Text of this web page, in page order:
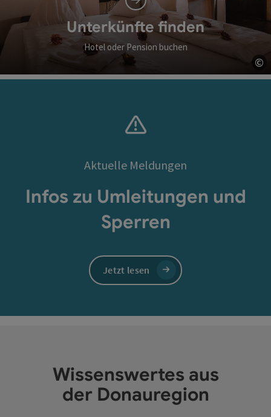
Unterkünfte finden
Hotel oder Pension buchen
©
Aktuelle Meldungen
Infos zu Umleitungen und
Sperren
Jetzt lesen
Wissenswertes aus
der Donauregion